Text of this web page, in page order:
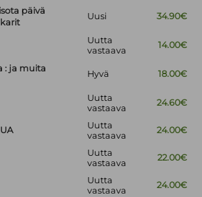
päivä
Uusi 34.90€
Uutta
vastaava
14.00€
: ja muita
Hyvä 18.00€
Uutta
vastaava
24.60€
Uutta
vastaava
24.00€
Uutta
vastaava
22.00€
Uutta
vastaava
24.00€